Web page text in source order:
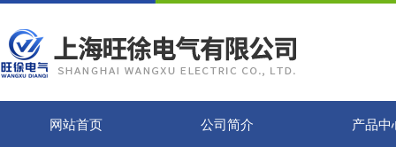
网站首页 公司简介 产品中